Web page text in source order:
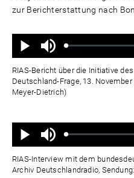
zur Berichterstattung nach
Wiedergabe
Ton
aus
Geladen:
Status:
RIAS-Bericht über die Initiative
Deutschland-Frage, 13.
Meyer-Dietrich)
Wiedergabe
Ton
aus
Geladen:
Status:
RIAS-Interview mit dem
Archiv Deutschlandradio,